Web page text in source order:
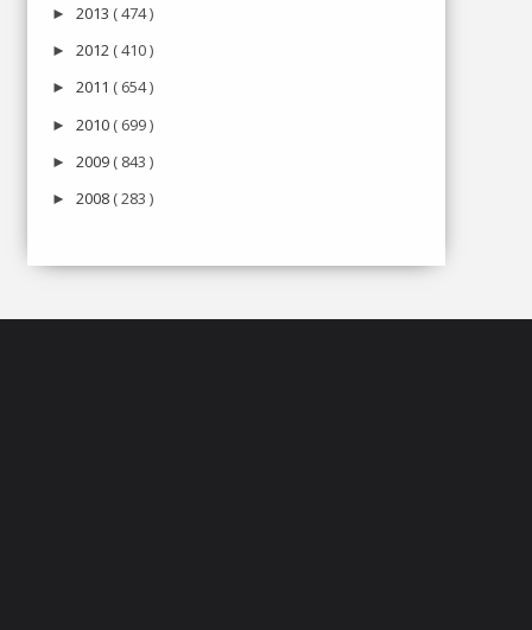
► 2013 ( 474 )
► 2012 ( 410 )
► 2011 ( 654 )
► 2010 ( 699 )
► 2009 ( 843 )
► 2008 ( 283 )